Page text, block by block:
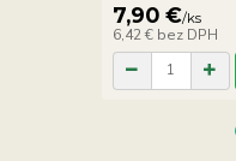
7,90 €/ks
6,42 € bez DPH